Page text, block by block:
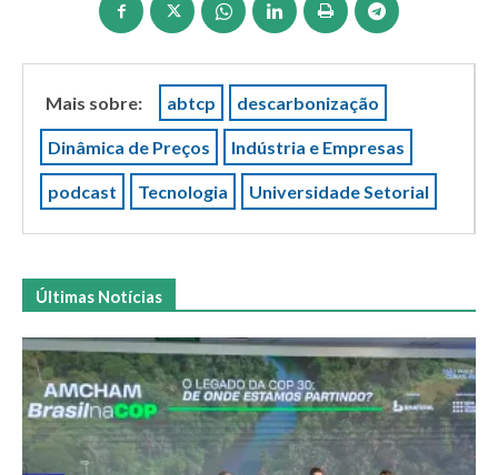
Mais sobre: abtcp descarbonização
Dinâmica de Preços Indústria e Empresas
podcast Tecnologia Universidade Setorial
Últimas Notícias